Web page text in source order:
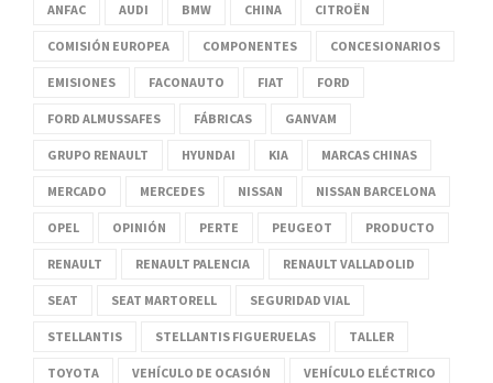
ANFAC AUDI BMW CHINA CITROËN
COMISIÓN EUROPEA COMPONENTES CONCESIONARIOS
EMISIONES FACONAUTO FIAT FORD
FORD ALMUSSAFES FÁBRICAS GANVAM
GRUPO RENAULT HYUNDAI KIA MARCAS CHINAS
MERCADO MERCEDES NISSAN NISSAN BARCELONA
OPEL OPINIÓN PERTE PEUGEOT PRODUCTO
RENAULT RENAULT PALENCIA RENAULT VALLADOLID
SEAT SEAT MARTORELL SEGURIDAD VIAL
STELLANTIS STELLANTIS FIGUERUELAS TALLER
TOYOTA VEHÍCULO DE OCASIÓN VEHÍCULO ELÉCTRICO